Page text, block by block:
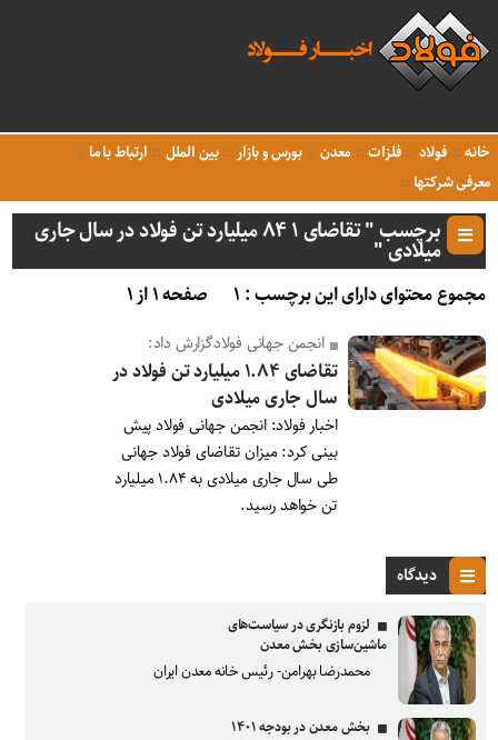
خانه فولاد فلزات معدن بورس و بازار بین الملل
ارتباط با ما
معرفی شرکتها
برچسب " تقاضای ۱ ۸۴ میلیارد تن فولاد در سال جاری
میلادی "
مجموع محتوای دارای این برچسب : ۱ صفحه ۱ از ۱
انجمن جهانی فولادگزارش داد:
تقاضای ۱.۸۴ میلیارد تن فولاد در
سال جاری میلادی
اخبار فولاد: انجمن جهانی فولاد پیش
بینی کرد: میزان تقاضای فولاد جهانی
طی سال جاری میلادی به ۱.۸۴ میلیارد
تن خواهد رسید.
دیدگاه
لزوم بازنگری در سیاست‌های
ماشین‌سازی بخش معدن
محمدرضا بهرامن- رئیس خانه معدن ایران
بخش معدن در بودجه ۱۴۰۱